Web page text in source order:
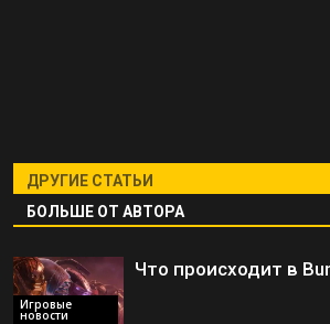
ДРУГИЕ СТАТЬИ
БОЛЬШЕ ОТ АВТОРА
Игровые
новости
Что происходит в